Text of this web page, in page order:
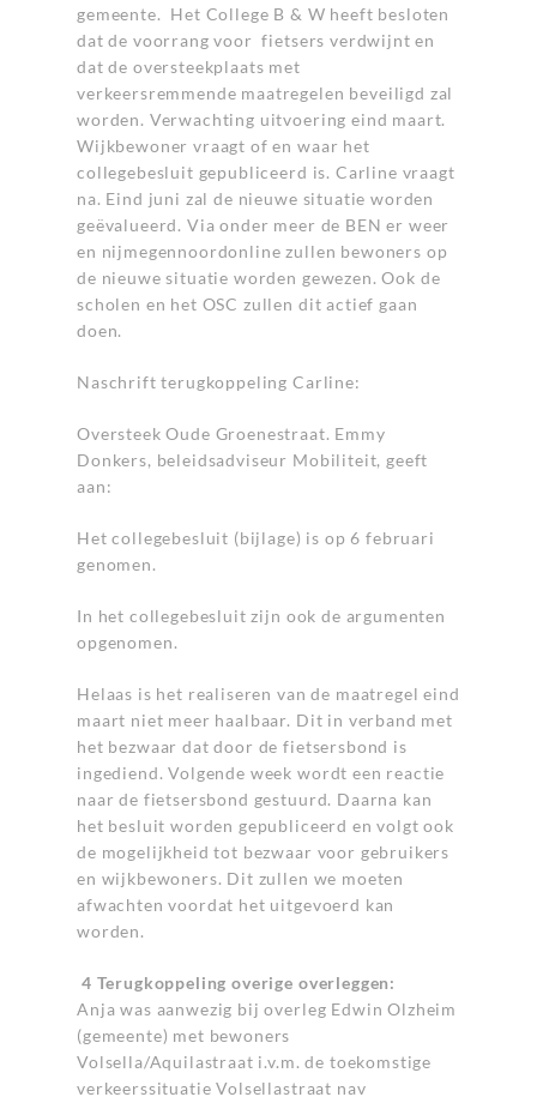
gemeente. Het College B & W heeft besloten
dat de voorrang voor fietsers verdwijnt en
dat de oversteekplaats met
verkeersremmende maatregelen beveiligd zal
worden. Verwachting uitvoering eind maart.
Wijkbewoner vraagt of en waar het
collegebesluit gepubliceerd is. Carline vraagt
na. Eind juni zal de nieuwe situatie worden
geëvalueerd. Via onder meer de BEN er weer
en nijmegennoordonline zullen bewoners op
de nieuwe situatie worden gewezen. Ook de
scholen en het OSC zullen dit actief gaan
doen.
Naschrift terugkoppeling Carline:
Oversteek Oude Groenestraat. Emmy
Donkers, beleidsadviseur Mobiliteit, geeft
aan:
Het collegebesluit (bijlage) is op 6 februari
genomen.
In het collegebesluit zijn ook de argumenten
opgenomen.
Helaas is het realiseren van de maatregel eind
maart niet meer haalbaar. Dit in verband met
het bezwaar dat door de fietsersbond is
ingediend. Volgende week wordt een reactie
naar de fietsersbond gestuurd. Daarna kan
het besluit worden gepubliceerd en volgt ook
de mogelijkheid tot bezwaar voor gebruikers
en wijkbewoners. Dit zullen we moeten
afwachten voordat het uitgevoerd kan
worden.
4 Terugkoppeling overige overleggen:
Anja was aanwezig bij overleg Edwin Olzheim
(gemeente) met bewoners
Volsella/Aquilastraat i.v.m. de toekomstige
verkeerssituatie Volsellastraat nav